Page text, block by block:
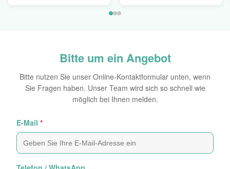
Bitte um ein Angebot
Bitte nutzen Sie unser Online-Kontaktformular unten, wenn
Sie Fragen haben. Unser Team wird sich so schnell wie
möglich bei Ihnen melden.
E-Mail *